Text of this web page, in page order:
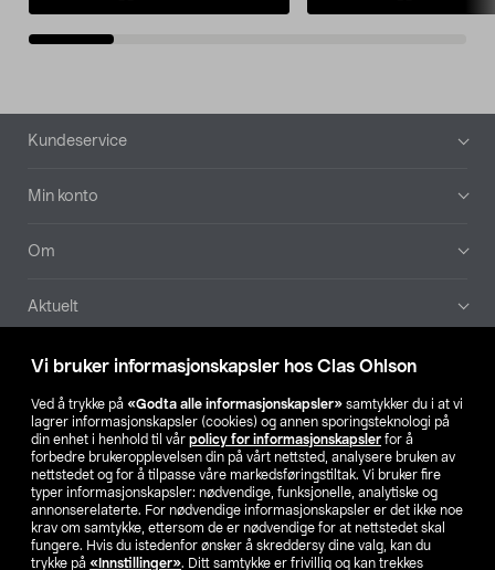
Vi bruker informasjonskapsler hos Clas Ohlson
Ved å trykke på «Godta alle informasjonskapsler» samtykker du i at vi
lagrer informasjonskapsler (cookies) og annen sporingsteknologi på
din enhet i henhold til vår policy for informasjonskapsler for å
forbedre brukeropplevelsen din på vårt nettsted, analysere bruken av
nettstedet og for å tilpasse våre markedsføringstiltak. Vi bruker fire
typer informasjonskapsler: nødvendige, funksjonelle, analytiske og
annonserelaterte. For nødvendige informasjonskapsler er det ikke noe
krav om samtykke, ettersom de er nødvendige for at nettstedet skal
fungere. Hvis du istedenfor ønsker å skreddersy dine valg, kan du
trykke på «Innstillinger». Ditt samtykke er frivillig og kan trekkes
Bunntekst
Kundeservice
Min konto
Om
Aktuelt
Våre selskaper
Finn din butikk
SE NO FI